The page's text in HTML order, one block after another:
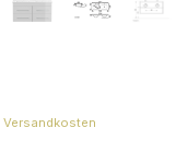
Versandkosten